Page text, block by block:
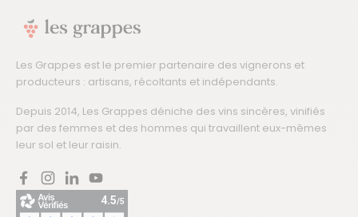
Les Grappes est le premier partenaire des vignerons et
producteurs : artisans, récoltants et indépendants.
Depuis 2014, Les Grappes déniche des vins sincères, vinifiés
par des femmes et des hommes qui travaillent eux-mêmes
leur sol et leur raisin.
FacebookInstagram
LinkedInYouTube